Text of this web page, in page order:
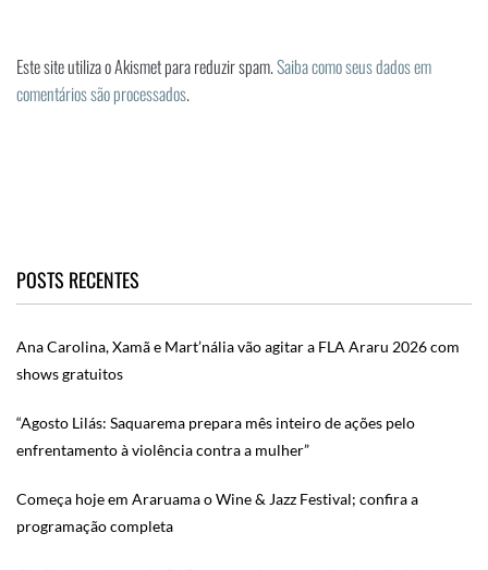
Este site utiliza o Akismet para reduzir spam.Saiba como seus dados em
comentários são processados.
POSTS RECENTES
Ana Carolina, Xamã e Mart’nália vão agitar a FLA Araru 2026 com
shows gratuitos
“Agosto Lilás: Saquarema prepara mês inteiro de ações pelo
enfrentamento à violência contra a mulher”
Começa hoje em Araruama o Wine & Jazz Festival; confira a
programação completa